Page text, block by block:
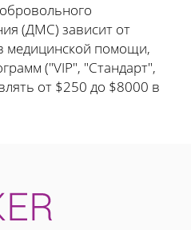
(ДМС) зависит от
медицинской помощи,
("VIP", "Стандарт",
от $250 до $8000 в